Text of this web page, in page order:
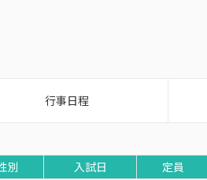
行事日程
別 入試日 定員